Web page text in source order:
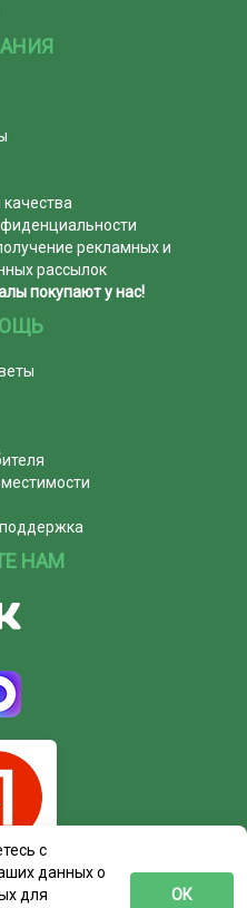
рекламных и
рассылок
покупают у нас!
НАМ
с
данных о
для
ОК